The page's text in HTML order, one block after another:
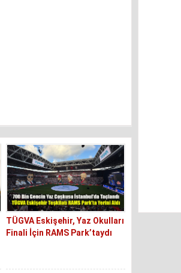
TÜGVA Eskişehir, Yaz Okulları
Finali İçin RAMS Park’taydı